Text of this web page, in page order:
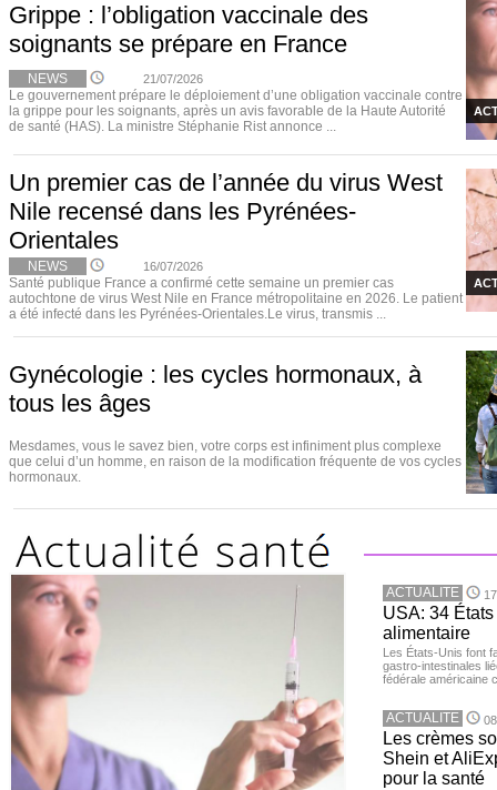
Grippe : l’obligation vaccinale des
soignants se prépare en France
NEWS 21/07/2026
Le gouvernement prépare le déploiement d’une obligation vaccinale contre
la grippe pour les soignants, après un avis favorable de la Haute Autorité
de santé (HAS). La ministre Stéphanie Rist annonce ...
Un premier cas de l’année du virus West
Nile recensé dans les Pyrénées-
Orientales
NEWS 16/07/2026
Santé publique France a confirmé cette semaine un premier cas
autochtone de virus West Nile en France métropolitaine en 2026. Le patient
a été infecté dans les Pyrénées-Orientales.Le virus, transmis ...
Gynécologie : les cycles hormonaux, à
tous les âges
Mesdames, vous le savez bien, votre corps est infiniment plus complexe
que celui d’un homme, en raison de la modification fréquente de vos cycles
hormonaux.
ACTUALITE
USA: 34
alimentaire
Les États-Unis font
gastro-intestinales
fédérale américaine
ACTUALITE
Les crèmes
Shein et
pour la santé